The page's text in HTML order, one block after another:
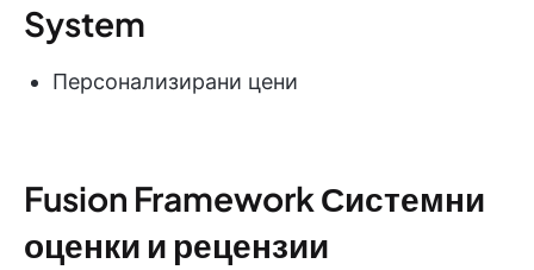
System
Персонализирани цени
Fusion Framework Системни
оценки и рецензии